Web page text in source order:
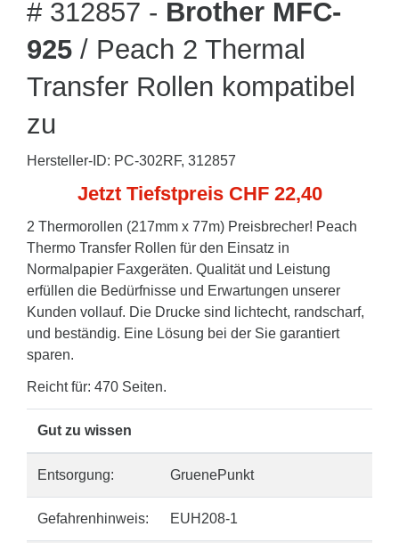
# 312857 - Brother MFC-
925 / Peach 2 Thermal
Transfer Rollen kompatibel
zu
Hersteller-ID: PC-302RF, 312857
Jetzt Tiefstpreis CHF 22,40
2 Thermorollen (217mm x 77m) Preisbrecher! Peach
Thermo Transfer Rollen für den Einsatz in
Normalpapier Faxgeräten. Qualität und Leistung
erfüllen die Bedürfnisse und Erwartungen unserer
Kunden vollauf. Die Drucke sind lichtecht, randscharf,
und beständig. Eine Lösung bei der Sie garantiert
sparen.
Reicht für: 470 Seiten.
Gut zu wissen
Entsorgung: GruenePunkt
Gefahrenhinweis: EUH208-1